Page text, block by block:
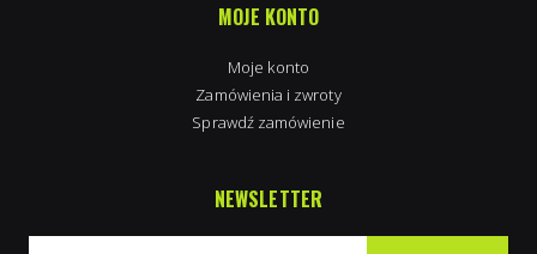
MOJE KONTO
Moje konto
Zamówienia i zwroty
Sprawdź zamówienie
NEWSLETTER